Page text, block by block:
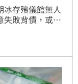
存殯儀館無人
失敗背債，或犯
圳等地亦有類
託書，盼能避免
，確保其能妥善
的迫切需求。